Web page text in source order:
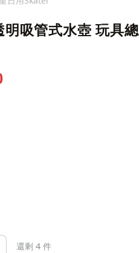
吸管式水壺 玩具
還剩 4 件